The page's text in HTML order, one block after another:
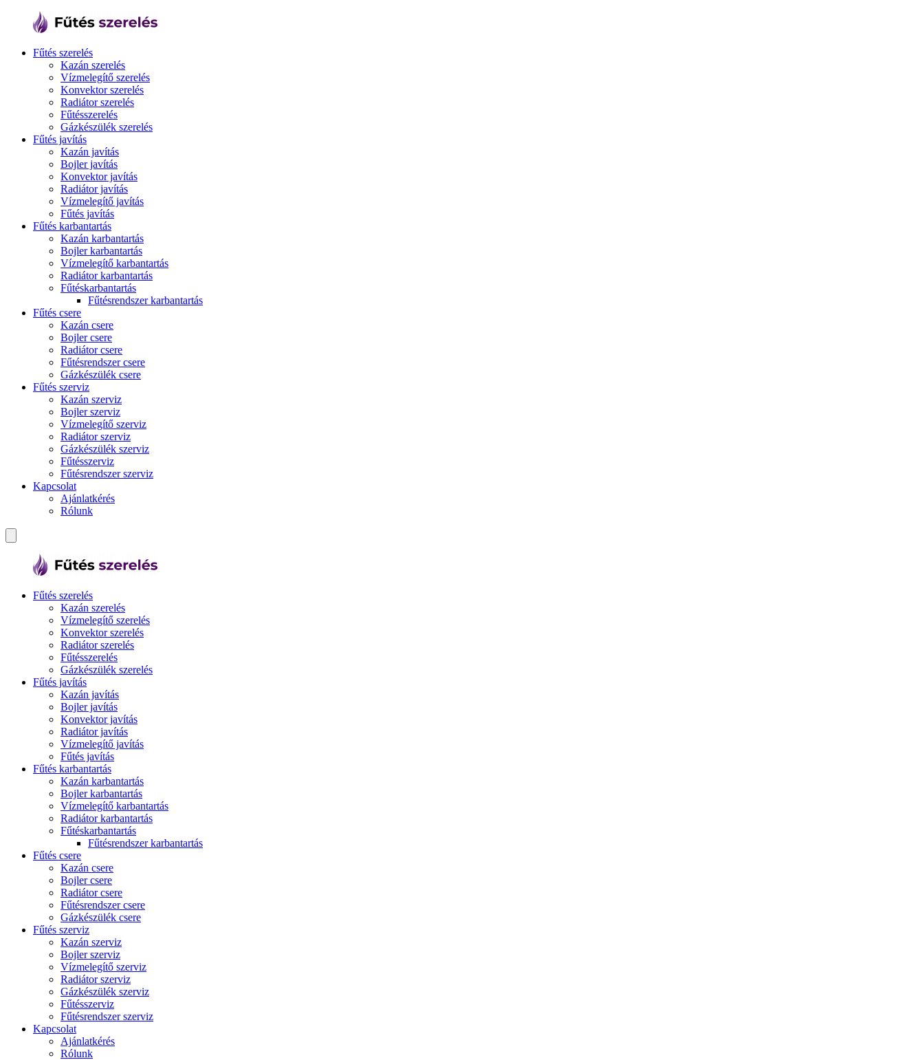
Fűtés szerelés
Kazán szerelés
Vízmelegítő szerelés
Konvektor szerelés
Radiátor szerelés
Fűtésszerelés
Gázkészülék szerelés
Fűtés javítás
Kazán javítás
Bojler javítás
Konvektor javítás
Radiátor javítás
Vízmelegítő javítás
Fűtés javítás
Fűtés karbantartás
Kazán karbantartás
Bojler karbantartás
Vízmelegítő karbantartás
Radiátor karbantartás
Fűtéskarbantartás
Fűtésrendszer karbantartás
Fűtés csere
Kazán csere
Bojler csere
Radiátor csere
Fűtésrendszer csere
Gázkészülék csere
Fűtés szerviz
Kazán szerviz
Bojler szerviz
Vízmelegítő szerviz
Radiátor szerviz
Gázkészülék szerviz
Fűtésszerviz
Fűtésrendszer szerviz
Kapcsolat
Ajánlatkérés
Rólunk
Fűtés szerelés
Kazán szerelés
Vízmelegítő szerelés
Konvektor szerelés
Radiátor szerelés
Fűtésszerelés
Gázkészülék szerelés
Fűtés javítás
Kazán javítás
Bojler javítás
Konvektor javítás
Radiátor javítás
Vízmelegítő javítás
Fűtés javítás
Fűtés karbantartás
Kazán karbantartás
Bojler karbantartás
Vízmelegítő karbantartás
Radiátor karbantartás
Fűtéskarbantartás
Fűtésrendszer karbantartás
Fűtés csere
Kazán csere
Bojler csere
Radiátor csere
Fűtésrendszer csere
Gázkészülék csere
Fűtés szerviz
Kazán szerviz
Bojler szerviz
Vízmelegítő szerviz
Radiátor szerviz
Gázkészülék szerviz
Fűtésszerviz
Fűtésrendszer szerviz
Kapcsolat
Ajánlatkérés
Rólunk